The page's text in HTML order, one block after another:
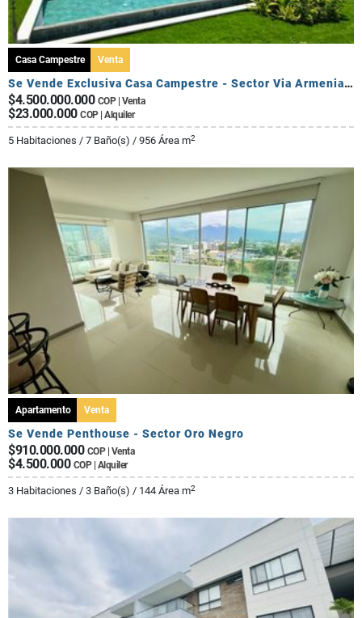
Casa Campestre Venta
Se Vende Exclusiva Casa Campestre - Sector Via Armenia Calarca
$4.500.000.000 COP | Venta
$23.000.000 COP | Alquiler
5 Habitaciones / 7 Baño(s) / 956 Área m2
Apartamento Venta
Se Vende Penthouse - Sector Oro Negro
$910.000.000 COP | Venta
$4.500.000 COP | Alquiler
3 Habitaciones / 3 Baño(s) / 144 Área m2